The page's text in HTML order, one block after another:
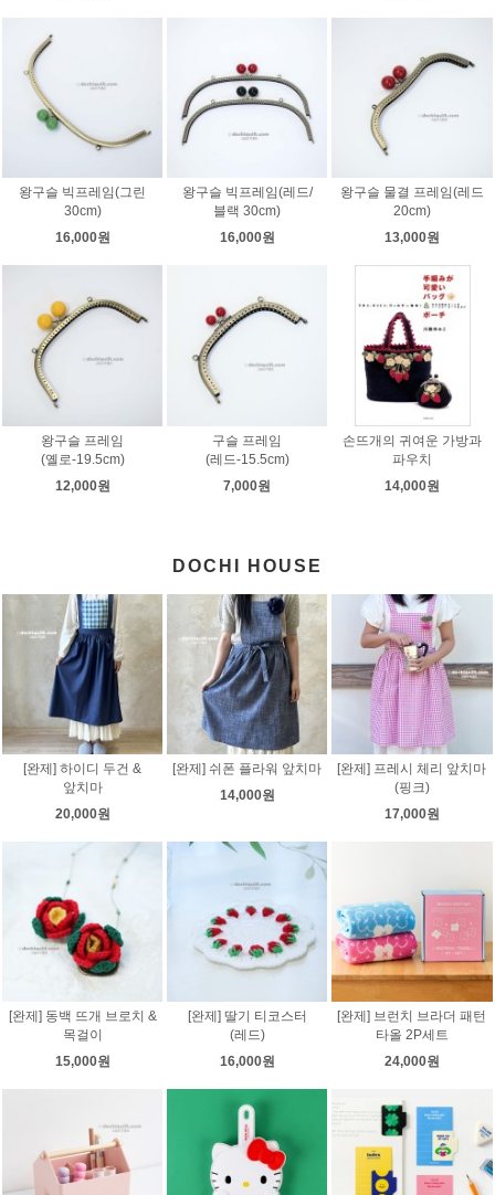
왕구슬 빅프레임(그린
30cm)
16,000원
왕구슬 빅프레임(레드/
블랙 30cm)
16,000원
왕구슬 물결 프레임(레드
20cm)
13,000원
왕구슬 프레임
(옐로-19.5cm)
12,000원
구슬 프레임
(레드-15.5cm)
7,000원
손뜨개의 귀여운 가방과
파우치
14,000원
DOCHI HOUSE
[완제] 하이디 두건 &
앞치마
20,000원
[완제] 쉬폰 플라워 앞치마
14,000원
[완제] 프레시 체리 앞치마
(핑크)
17,000원
[완제] 동백 뜨개 브로치 &
목걸이
15,000원
[완제] 딸기 티코스터
(레드)
16,000원
[완제] 브런치 브라더 패턴
타올 2P세트
24,000원